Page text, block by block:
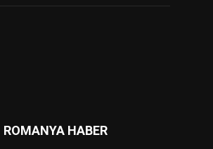
ROMANYA HABER